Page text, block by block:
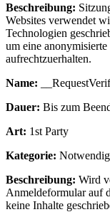
Beschreibung:
Websites verwendet
Technologien
um eine
aufrechtzuerhalten.
Name:
Dauer: Bis zum
Art: 1st Party
Kategorie: Notwendig
Beschreibung: Wird
Anmeldeformular auf
keine Inhalte